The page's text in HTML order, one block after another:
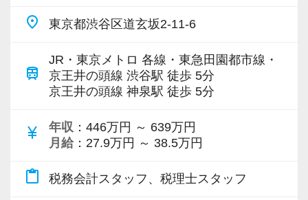
【先輩スタッフのサポートを受けながら段階を
入社してからのステップアッププランを準備し
ています。あなたの成長にあわせてステップア
▽ステップ1(入社〜約1ヶ月)
先輩が担当しているお客様の月次試算表を作成
しながら少しずつレベルアップしていきましょ
さい！
【ご紹介が多い安定企業でお客様から一番に信
頼される税務のプロを目指せます】
様に寄り添う」ことが一つの使命です。
お客様から「こうしたい」という理想をいただ
いたら、それを一緒になって実現するために大
です。
参加は自由ですが、仕事にも人との関わりにも
前向きなカルチャーを大切にしています。
ただ緩いだけではなく、一人ひとりが責任を持
ち、率直に意見を出し合える——「強いから、
求めているのは、すでにAIを使いこなしている
人だけではありません。
place 東京都渋谷区道玄坂2-11-6
train
JR・東京メトロ 各線・東急田園都市線・
京王井の頭線 渋谷駅 徒歩 5分
京王井の頭線 神泉駅 徒歩 5分
currency_yen 年収 ：446万円 ～ 639万円
月給 ：27.9万円 ～ 38.5万円
content_paste 税務会計スタッフ、税理士スタッフ